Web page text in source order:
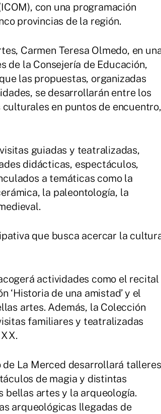
con una programación
provincias de la región.
Carmen Teresa Olmedo, en
de la Consejería de Educación,
las propuestas, organizadas
se desarrollarán entre los
culturales en puntos de encuentro,
guiadas y teatralizadas,
didácticas, espectáculos,
a temáticas como la
la paleontología, la
que busca acercar la
actividades como el recital
‘Historia de una amistad’ y el
artes. Además, la Colección
familiares y teatralizadas
de La Merced desarrollará talleres
de magia y distintas
bellas artes y la arqueología.
arqueológicas llegadas de